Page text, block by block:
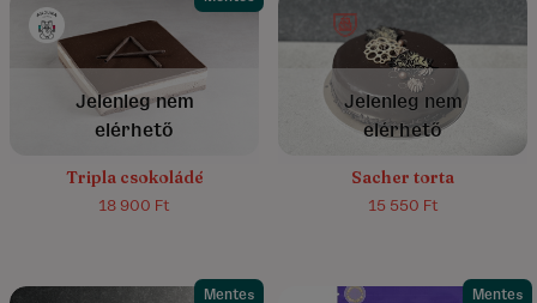
Jelenleg nem
elérhető
Tripla csokoládé
18 900 Ft
4.9/5
(8)
Jelenleg nem
elérhető
Sacher torta
15 550 Ft
Mentes Mentes